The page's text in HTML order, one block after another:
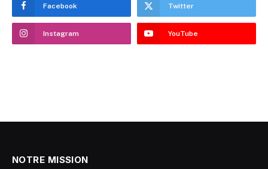
Facebook Twitter
Instagram YouTube
NOTRE MISSION